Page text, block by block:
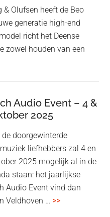
& Olufsen heeft de Beo
generatie high-end
richt het Deense
zowel houden van een
Audio Event – 4 &
2025
de doorgewinterde
liefhebbers zal 4 en
2025 mogelijk al in de
staan: het jaarlijkse
Audio Event vind dan
Veldhoven … >>overDutch